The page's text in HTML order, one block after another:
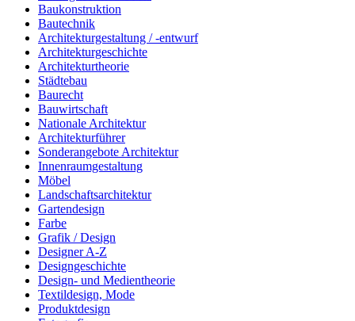
Baukonstruktion
Bautechnik
Architekturgestaltung / -entwurf
Architekturgeschichte
Architekturtheorie
Städtebau
Baurecht
Bauwirtschaft
Nationale Architektur
Architekturführer
Sonderangebote Architektur
Innenraumgestaltung
Möbel
Landschaftsarchitektur
Gartendesign
Farbe
Grafik / Design
Designer A-Z
Designgeschichte
Design- und Medientheorie
Textildesign, Mode
Produktdesign